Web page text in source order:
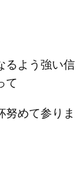
るよう強い信
て
努めて参りま